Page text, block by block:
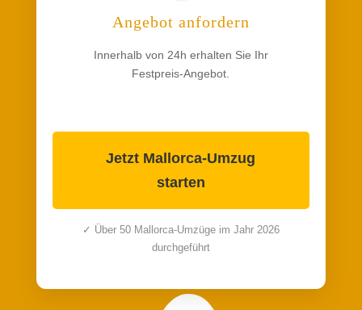
Angebot anfordern
Innerhalb von 24h erhalten Sie Ihr
Festpreis-Angebot.
Jetzt Mallorca-Umzug
starten
✓ Über 50 Mallorca-Umzüge im Jahr 2026
durchgeführt